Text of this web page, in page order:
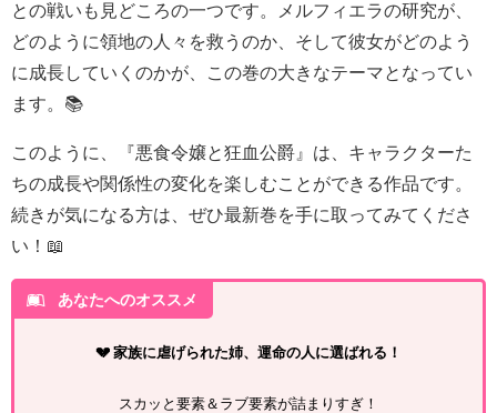
との戦いも見どころの一つです。メルフィエラの研究が、
どのように領地の人々を救うのか、そして彼女がどのよう
に成長していくのかが、この巻の大きなテーマとなってい
ます。📚
このように、『悪食令嬢と狂血公爵』は、キャラクターた
ちの成長や関係性の変化を楽しむことができる作品です。
続きが気になる方は、ぜひ最新巻を手に取ってみてくださ
い！📖
あなたへのオススメ
💔 家族に虐げられた姉、運命の人に選ばれる！
スカッと要素＆ラブ要素が詰まりすぎ！